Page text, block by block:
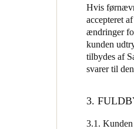
Hvis
accepteret
ændringer
kunden
tilbydes af
svarer til
3.
3.1. Kunden